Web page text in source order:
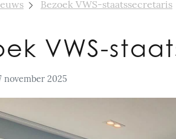
Bezoek VWS-staatssecretaris
VWS-
november 2025